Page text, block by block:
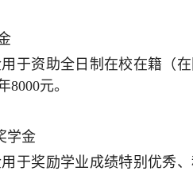
于资助全日制在校在籍（
元。
学金
于奖励学业成绩特别优秀